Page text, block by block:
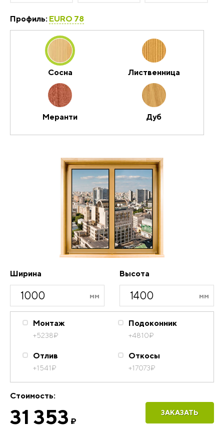
Профиль: EURO 78
Сосна Лиственница
Меранти Дуб
Ширина Высота
Монтаж
+5238₽
Подоконник
+4810₽
Отлив
+1541₽
Откосы
+17073₽
Стоимость:
31 353 ₽
ЗАКАЗАТЬ